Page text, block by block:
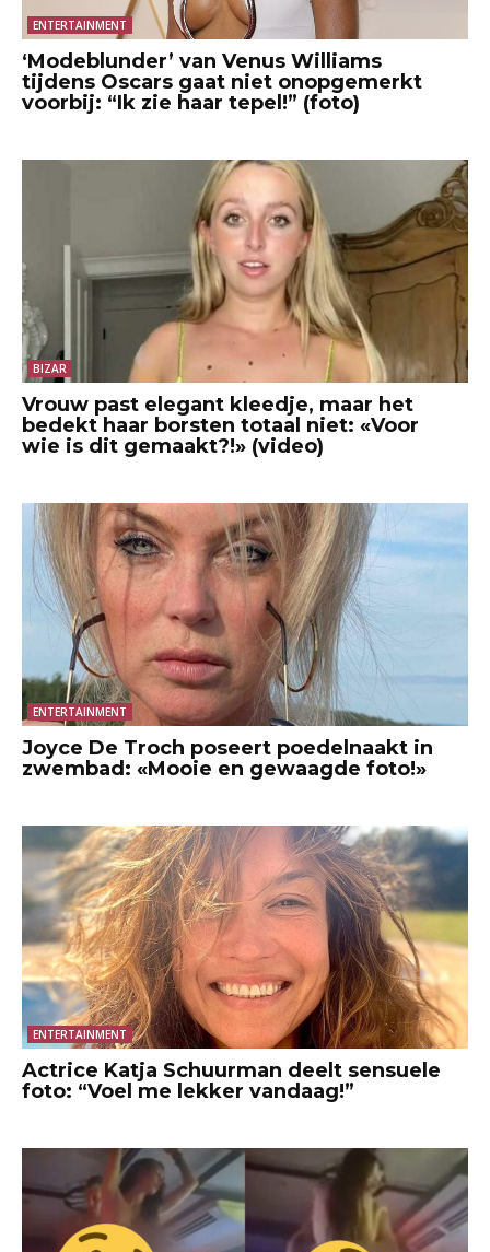
ENTERTAINMENT
‘Modeblunder’ van Venus Williams
tijdens Oscars gaat niet onopgemerkt
voorbij: “Ik zie haar tepel!” (foto)
BIZAR
Vrouw past elegant kleedje, maar het
bedekt haar borsten totaal niet: «Voor
wie is dit gemaakt?!» (video)
ENTERTAINMENT
Joyce De Troch poseert poedelnaakt in
zwembad: «Mooie en gewaagde foto!»
ENTERTAINMENT
Actrice Katja Schuurman deelt sensuele
foto: “Voel me lekker vandaag!”